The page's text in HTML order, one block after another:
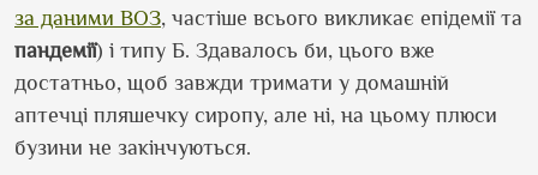
за даними ВОЗ, частіше всього викликає епідемії та
пандемії) і типу Б. Здавалось би, цього вже
достатньо, щоб завжди тримати у домашній
аптечці пляшечку сиропу, але ні, на цьому плюси
бузини не закінчуються.